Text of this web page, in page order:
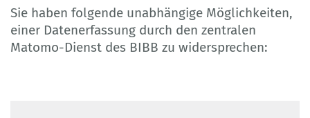
Sie haben folgende unabhängige Möglichkeiten,
einer Datenerfassung durch den zentralen
Matomo-Dienst des BIBB zu widersprechen: